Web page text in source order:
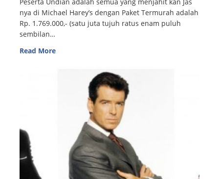
nya di Michael Harey’s dengan Paket Termurah adalah
Rp. 1.769.000,- (satu juta tujuh ratus enam puluh
sembilan…
Read More